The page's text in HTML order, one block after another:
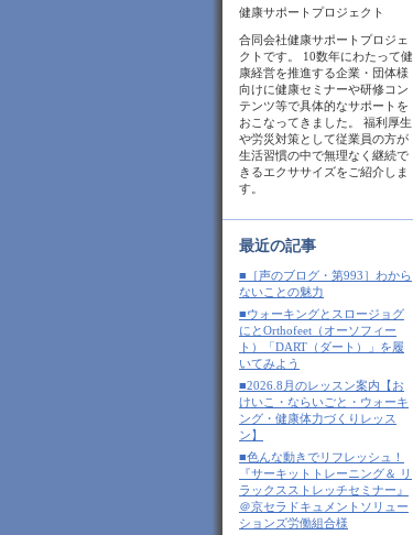
健康サポートプロジェクト
合同会社健康サポートプロジェ
クトです。 10数年にわたって健
康経営を推進する企業・団体様
向けに健康セミナーや研修コン
テンツ等で具体的なサポートを
おこなってきました。 福利厚生
や労災対策として従業員の方が
生活習慣の中で無理なく継続で
きるエクササイズをご紹介しま
す。
最近の記事
■［声のブログ・第993］わから
ないことの魅力
■ウォーキングとスロージョグ
にとOrthofeet（オーソフィー
ト）「DART（ダート）」を履
いてみよう
■2026.8月のレッスン案内【お
けいこ・ならいごと・ウォーキ
ング・健康体力づくりレッス
ン】
■色んな動きでリフレッシュ！
『サーキットトレーニング＆ リ
ラックスストレッチセミナー』
＠京セラドキュメントソリュー
ションズ労働組合様